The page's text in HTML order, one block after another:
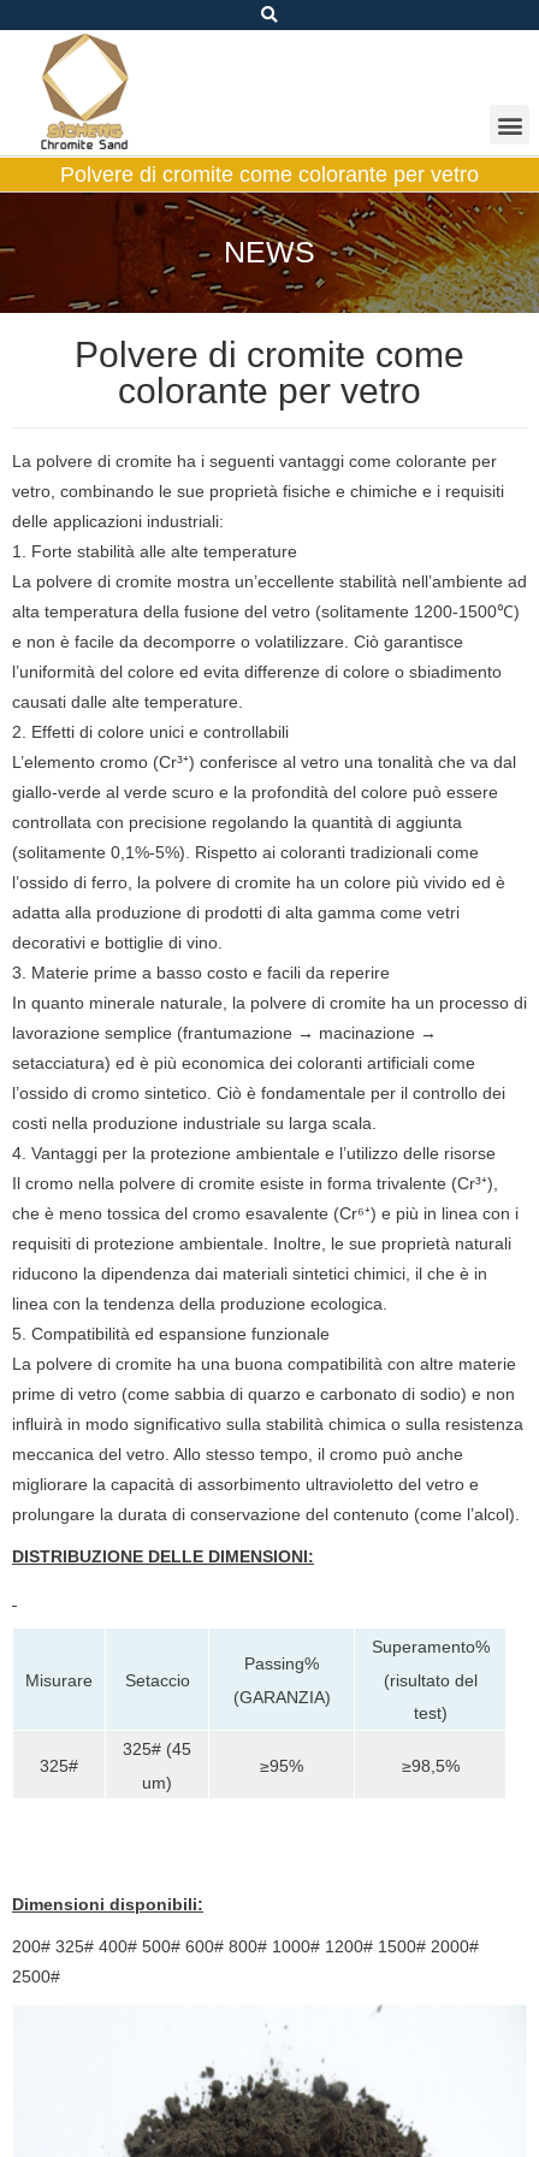
Polvere di cromite come colorante per vetro
NEWS
Polvere di cromite come
colorante per vetro
La polvere di cromite ha i seguenti vantaggi come colorante per
vetro, combinando le sue proprietà fisiche e chimiche e i requisiti
delle applicazioni industriali:
1. Forte stabilità alle alte temperature
La polvere di cromite mostra un’eccellente stabilità nell’ambiente ad
alta temperatura della fusione del vetro (solitamente 1200-1500℃)
e non è facile da decomporre o volatilizzare. Ciò garantisce
l’uniformità del colore ed evita differenze di colore o sbiadimento
causati dalle alte temperature.
2. Effetti di colore unici e controllabili
L’elemento cromo (Cr³⁺) conferisce al vetro una tonalità che va dal
giallo-verde al verde scuro e la profondità del colore può essere
controllata con precisione regolando la quantità di aggiunta
(solitamente 0,1%-5%). Rispetto ai coloranti tradizionali come
l’ossido di ferro, la polvere di cromite ha un colore più vivido ed è
adatta alla produzione di prodotti di alta gamma come vetri
decorativi e bottiglie di vino.
3. Materie prime a basso costo e facili da reperire
In quanto minerale naturale, la polvere di cromite ha un processo di
lavorazione semplice (frantumazione → macinazione →
setacciatura) ed è più economica dei coloranti artificiali come
l’ossido di cromo sintetico. Ciò è fondamentale per il controllo dei
costi nella produzione industriale su larga scala.
4. Vantaggi per la protezione ambientale e l’utilizzo delle risorse
Il cromo nella polvere di cromite esiste in forma trivalente (Cr³⁺),
che è meno tossica del cromo esavalente (Cr⁶⁺) e più in linea con i
requisiti di protezione ambientale. Inoltre, le sue proprietà naturali
riducono la dipendenza dai materiali sintetici chimici, il che è in
linea con la tendenza della produzione ecologica.
5. Compatibilità ed espansione funzionale
La polvere di cromite ha una buona compatibilità con altre materie
prime di vetro (come sabbia di quarzo e carbonato di sodio) e non
influirà in modo significativo sulla stabilità chimica o sulla resistenza
meccanica del vetro. Allo stesso tempo, il cromo può anche
migliorare la capacità di assorbimento ultravioletto del vetro e
prolungare la durata di conservazione del contenuto (come l’alcol).
DISTRIBUZIONE DELLE DIMENSIONI:
Misurare Setaccio
Passing%
(GARANZIA)
Superamento%
(risultato del
test)
325#
325# (45
um)
≥95% ≥98,5%
Dimensioni disponibili:
200# 325# 400# 500# 600# 800# 1000# 1200# 1500# 2000#
2500#